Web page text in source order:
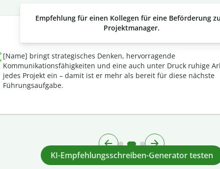
Empfehlung für einen Kollegen für eine Beförderung
Projektmanager.
[Name] bringt strategisches Denken, hervorragende
Kommunikationsfähigkeiten und eine auch unter Druck ruhige
jedes Projekt ein – damit ist er mehr als bereit für diese nächste
Führungsaufgabe.
KI-Empfehlungsschreiben-Generator testen